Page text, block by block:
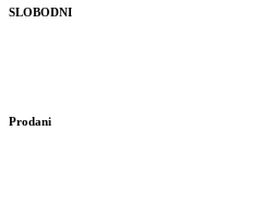
SLOBODNI
Prodani